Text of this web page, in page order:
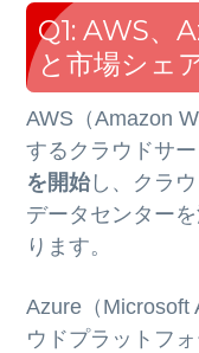
Q1: AWS、
と市場シェ
AWS（Amazon
するクラウドサ
を開始し、クラ
データセンター
ります。
Azure（Microsoft
ウドプラットフ